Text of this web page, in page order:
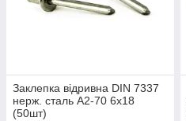
Заклепка відривна DIN 7337
нерж. сталь А2-70 6х18
(50шт)